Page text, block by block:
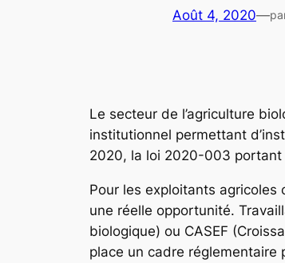
Août 4, 2020—
Le secteur de l’agriculture
institutionnel permettant
2020, la loi 2020-003 portant
Pour les exploitants agricoles
une réelle opportunité.
biologique) ou CASEF
place un cadre réglementaire